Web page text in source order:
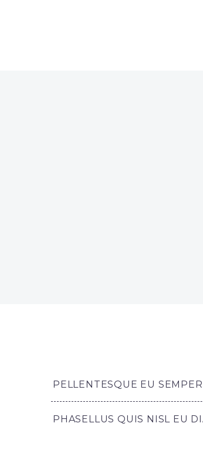
PELLENTESQUE EU
PHASELLUS QUIS NISL EU